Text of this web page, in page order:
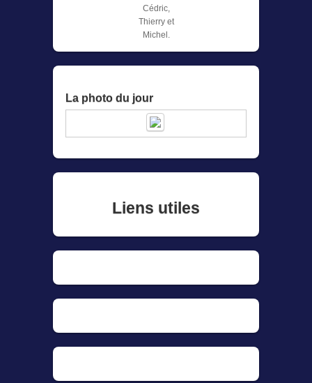
Cédric,
Thierry et
Michel.
La photo du jour
Liens utiles